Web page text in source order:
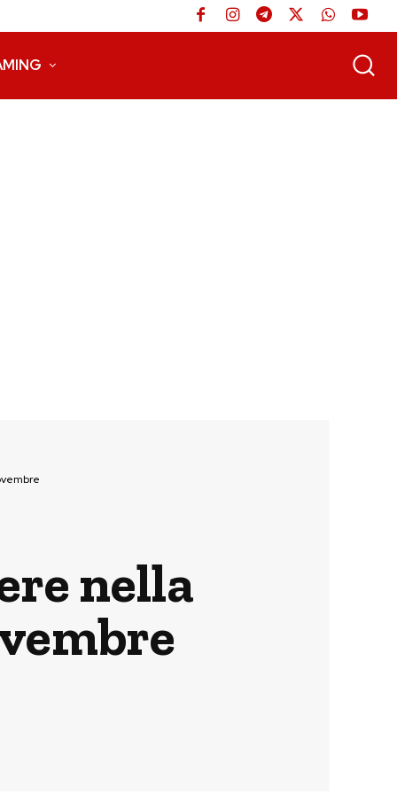
nella